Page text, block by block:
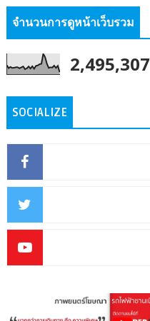
จำนวนการดูหน้าเว็บรวม
2,495,307
SOCIALIZE